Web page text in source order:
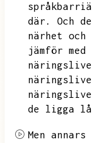
där.
Och
närhet och
jämför
de ligga
Men